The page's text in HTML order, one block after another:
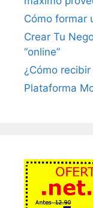
Cómo formar
Crear Tu
“online”
¿Cómo
Plataforma